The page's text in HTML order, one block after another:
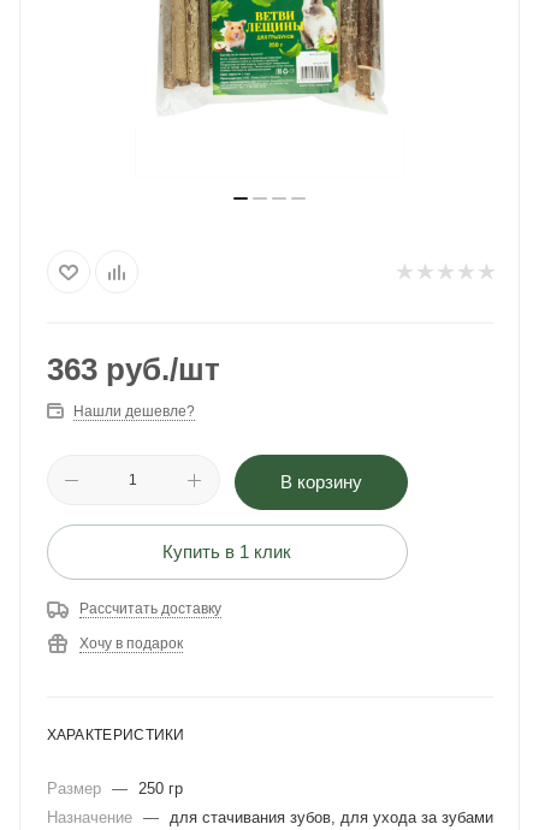
363руб./шт
Нашли дешевле?
В корзину
Купить в 1 клик
Рассчитать доставку
Хочу в подарок
ХАРАКТЕРИСТИКИ
Размер —
250 гр
Назначение —
для стачивания зубов, для ухода за зубами